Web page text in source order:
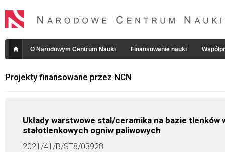
O Narodowym Centrum Nauki Finansowanie nauki
Projekty finansowane przez NCN
Układy warstwowe stal/ceramika na bazie
stałotlenkowych ogniw paliwowych
2021/41/B/ST8/03928